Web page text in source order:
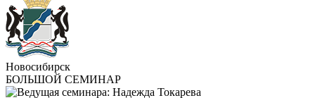
Новосибирск
БОЛЬШОЙ СЕМИНАР